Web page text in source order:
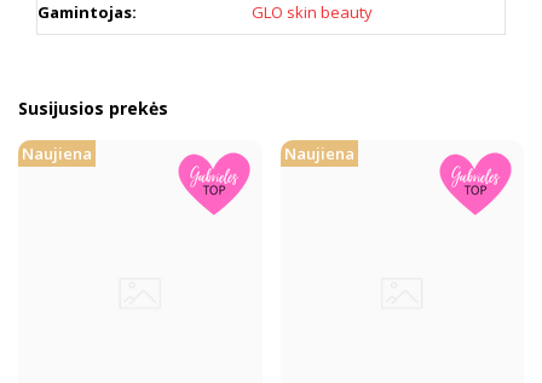
Gamintojas: GLO skin beauty
Susijusios prekės
Naujiena Naujiena